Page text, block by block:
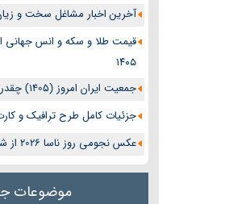
آخرین اخبار مشاغل سخت و
۱۴۰۵
جمعیت ایران امروز (1405) چقدر است؟
جزئیات کامل طرح ترافیک و
عکس نجومی روز ناسا 2026 از شگفتی های جهان
موضوعات